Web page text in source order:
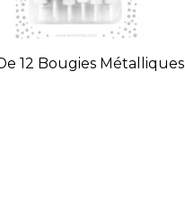
12 Bougies Métalliques